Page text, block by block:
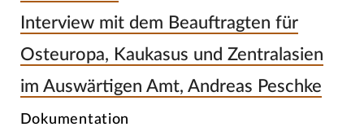
Interview mit dem Beauftragten für
Osteuropa, Kaukasus und Zentralasien
im Auswärtigen Amt, Andreas Peschke
Dokumentation